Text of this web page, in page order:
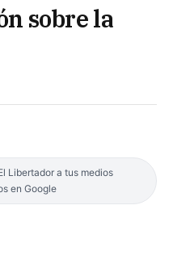
sobre la
Libertador a tus medios
en Google